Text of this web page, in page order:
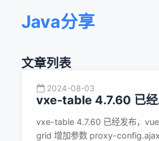
Java分享
文章列表
2024-08-03
vxe-table 4.7.60 已经
vxe-table 4.7.60 已经发布，
grid 增加参数 proxy-